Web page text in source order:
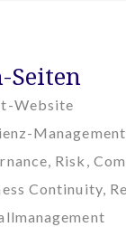
Seiten
Website
Management
Risk,
Continuity,